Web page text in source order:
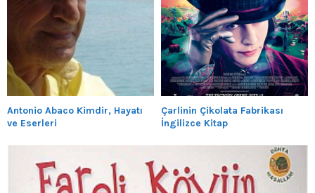
Antonio Abaco Kimdir, Hayatı
ve Eserleri
Çarlinin Çikolata Fabrikası
İngilizce Kitap